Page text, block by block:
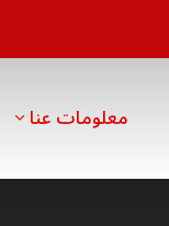
معلومات عنا